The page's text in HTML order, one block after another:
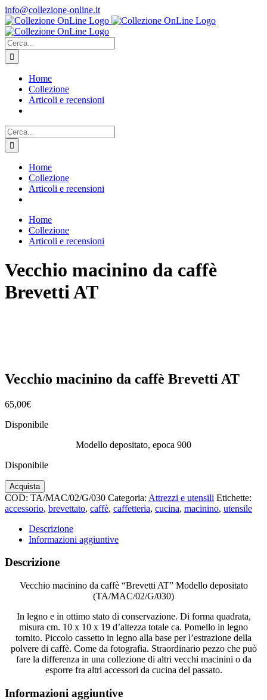
Salta
al
contenuto
info@collezione-online.it
Cerca
per:
Home
Collezione
Articoli e recensioni
Cerca
per:
Home
Collezione
Articoli e recensioni
Home
Collezione
Articoli e recensioni
Vecchio macinino da caffè
Brevetti AT
Vecchio macinino da caffè Brevetti AT
65,00€
Disponibile
Modello depositato, epoca 900
Disponibile
Vecchio
macinino
da
Brevetti
Acquista
COD: TA/MAC/02/G/030 Categoria: Attrezzi e utensili Etichette:
accessorio, brevettato, caffè, caffetteria, cucina, macinino, utensile
Descrizione
Informazioni aggiuntive
Descrizione
Vecchio macinino da caffè “Brevetti AT” Modello depositato
(TA/MAC/02/G/030)
In legno e in ottimo stato di conservazione. Di forma quadrata,
misura cm. 10 x 10 x 19 d’altezza totale ca. Pomello in legno
tornito. Piccolo cassetto in legno alla base per l’estrazione della
polvere di caffè. Come da fotografia. Straordinario pezzo che può
fare la differenza in una collezione di altri vecchi macinini o da
esporre fra altri accessori da cucina del passato.
Informazioni aggiuntive